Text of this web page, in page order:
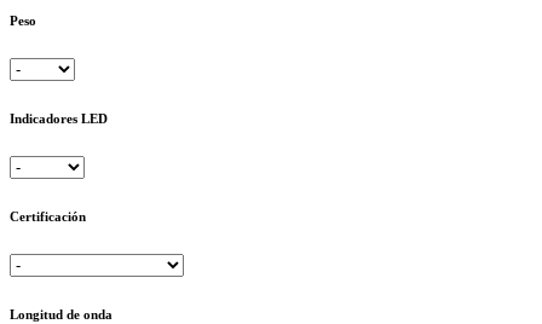
Peso
Indicadores LED
Certificación
Longitud de onda